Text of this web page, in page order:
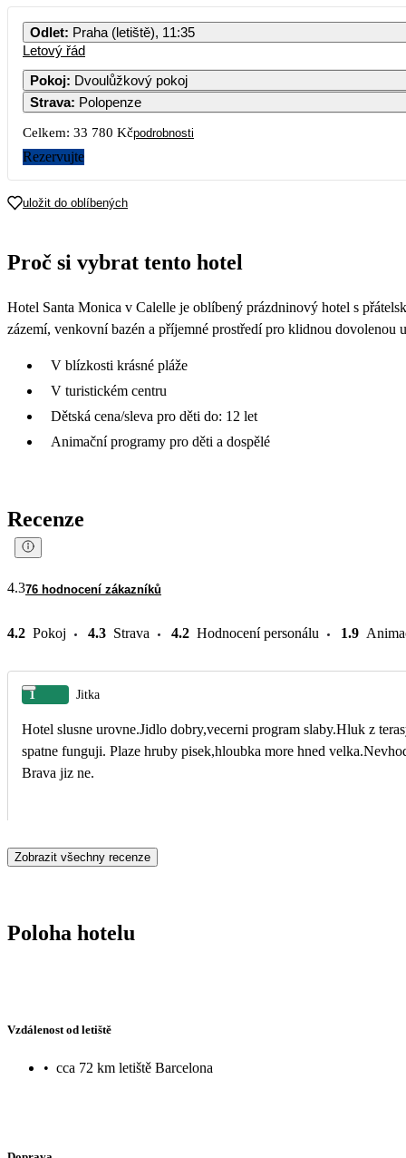
Odlet: Praha (letiště), 11:35
Letový řád
Pokoj: Dvoulůžkový pokoj
Strava: Polopenze
Celkem: 33 780 Kčpodrobnosti
Rezervujte
uložit do oblíbených
Proč si vybrat tento hotel
Hotel Santa Monica v Calelle je oblíbený prázdninový hotel s
zázemí, venkovní bazén a příjemné prostředí pro klidnou
V blízkosti krásné pláže
V turistickém centru
Dětská cena/sleva pro děti do: 12 let
Animační programy pro děti a dospělé
Recenze
4.376 hodnocení zákazníků
4.2 Pokoj 4.3 Strava 4.2 Hodnocení personálu 1.9
1 Jitka
Hotel slusne urovne.Jidlo dobry,vecerni program slaby.Hluk z
spatne funguji. Plaze hruby pisek,hloubka more hned
Brava jiz ne.
Zobrazit všechny recenze
Poloha hotelu
Vzdálenost od letiště
• cca 72 km letiště Barcelona